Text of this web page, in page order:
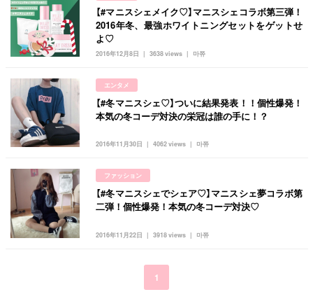
2016年12月8日 마쮸
3638 views
【#マニスシェメイク♡】マニスシェコラボ第三弾！
2016年冬、最強ホワイトニングセットをゲットせ
よ♡
エンタメ
2016年11月30日 마쮸
4062 views
【#冬マニスシェ♡】ついに結果発表！！個性爆発！
本気の冬コーデ対決の栄冠は誰の手に！？
ファッション
2016年11月22日 마쮸
3918 views
【#冬マニスシェでシェア♡】マニスシェ夢コラボ第
二弾！個性爆発！本気の冬コーデ対決♡
1